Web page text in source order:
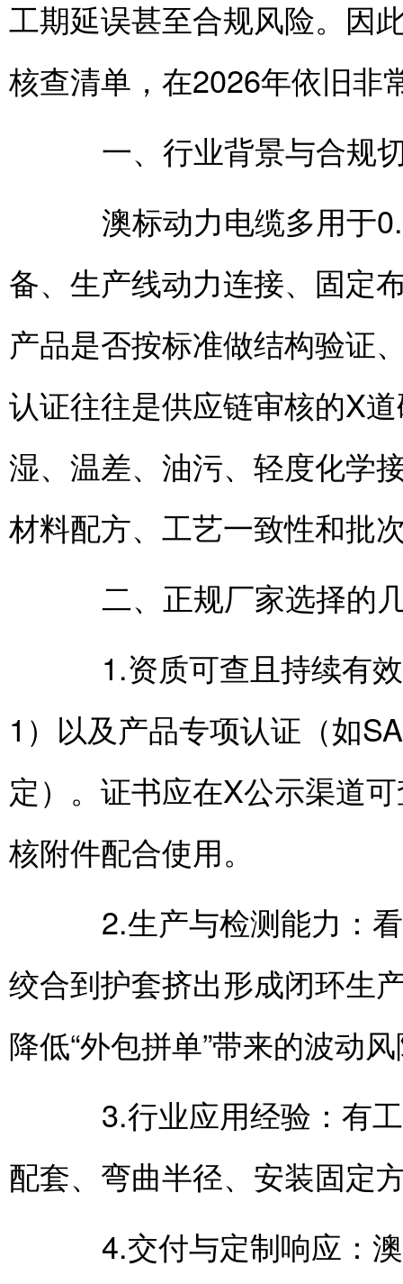
工期延误甚至合规风险。因
核查清单，在2026年依旧非
一、行业背景与合规
澳标动力电缆多用于
备、生产线动力连接、固定
产品是否按标准做结构验证
认证往往是供应链审核的X
湿、温差、油污、轻度化学
材料配方、工艺一致性和批
二、正规厂家选择的
1.资质可查且持续有效
1）以及产品专项认证（如
定）。证书应在X公示渠道
核附件配合使用。
2.生产与检测能力：看
绞合到护套挤出形成闭环生
降低“外包拼单”带来的波动
3.行业应用经验：有工
配套、弯曲半径、安装固定
4.交付与定制响应：澳